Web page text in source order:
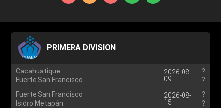
PRIMERA DIVISION
Cacahuatique
Fuerte San Francisco
2026-08-
09
?
?
Fuerte San Francisco
Isidro Metapán
2026-08-
15
?
?